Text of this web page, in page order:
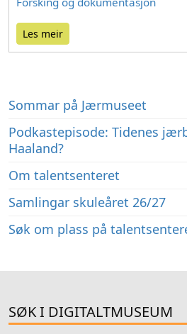
Les meir
Sommar på Jærmuseet
Podkastepisode: Tidenes
Haaland?
Om talentsenteret
Samlingar skuleåret 26/27
Søk om plass på
SØK I DIGITALTMUSEUM